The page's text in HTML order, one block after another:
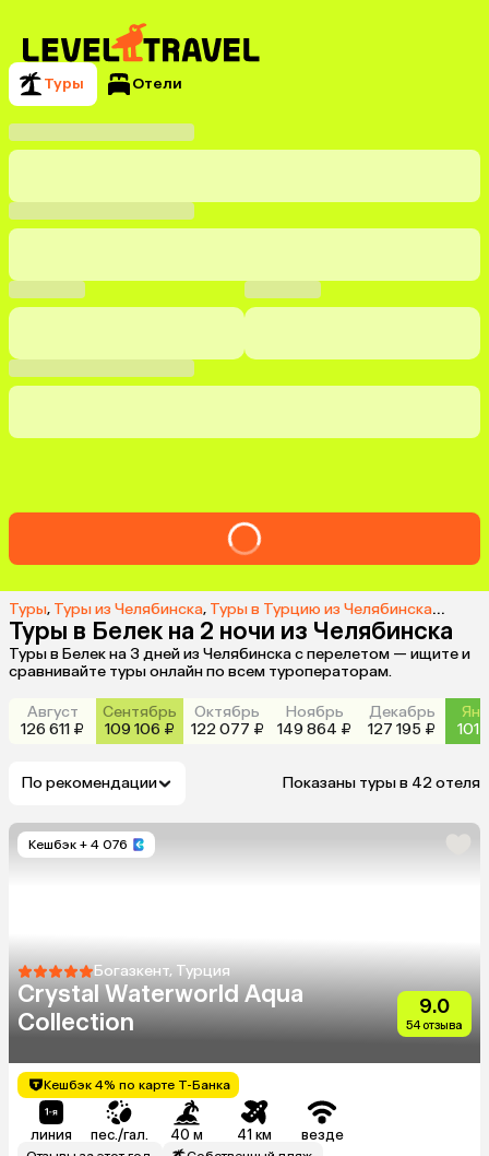
Туры Отели
Туры, Туры из Челябинска, Туры в Турцию из Челябинска,Туры
Туры в Белек на 2 ночи из Челябинска
Туры в Белек на 3 дней из Челябинска с перелетом — ищите и
сравнивайте туры онлайн по всем туроператорам.
Август
126 611 ₽
Сентябрь
109 106 ₽
Октябрь
122 077 ₽
Ноябрь
149 864 ₽
Декабрь
127 195 ₽
101
По рекомендации Показаны туры в 42 отеля
Кешбэк + 4 076
Богазкент, Турция
Crystal Waterworld Aqua
Collection
9.0
54 отзыва
Кешбэк 4% по карте Т-Банка
линия пес./гал. 40 м 41 км везде